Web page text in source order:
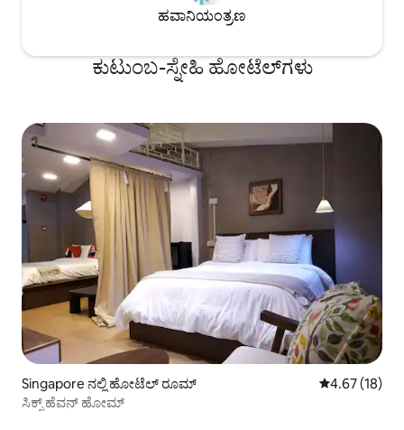
ಹವಾನಿಯಂತ್ರಣ
ಕುಟುಂಬ-ಸ್ನೇಹಿ ಹೋಟೆಲ್‌ಗಳು
Singapore ನಲ್ಲಿ ಹೋಟೆಲ್ ರೂಮ್ 5 ರಲ್ಲಿ 4.67
4.67 (18)
ಸಿಕ್ಸ್ ಹೆವನ್ ಹೋಮ್